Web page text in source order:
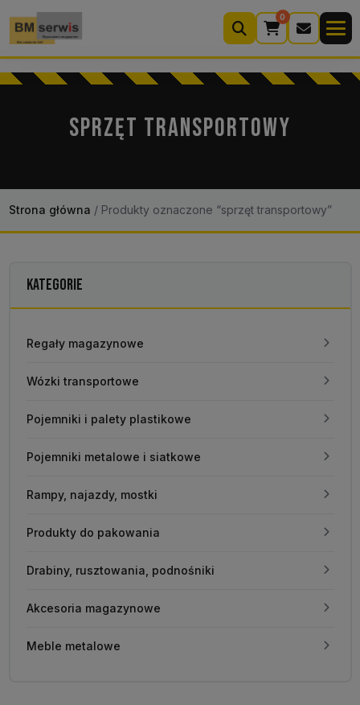
0
Wyszukiwarka
produktów
Kontakt 22 633 33 11
SPRZĘT TRANSPORTOWY
Strona główna /Produkty oznaczone “sprzęt transportowy”
KATEGORIE
Regały magazynowe
Wózki transportowe
Pojemniki i palety plastikowe
Pojemniki metalowe i siatkowe
Rampy, najazdy, mostki
Produkty do pakowania
Drabiny, rusztowania, podnośniki
Akcesoria magazynowe
Meble metalowe